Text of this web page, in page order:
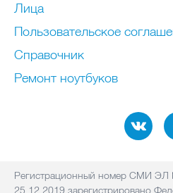
Лица
Пользовательское
Справочник
Ремонт нoутбуков
Регистрационный номер СМИ
25.12.2019 зарегистрировано